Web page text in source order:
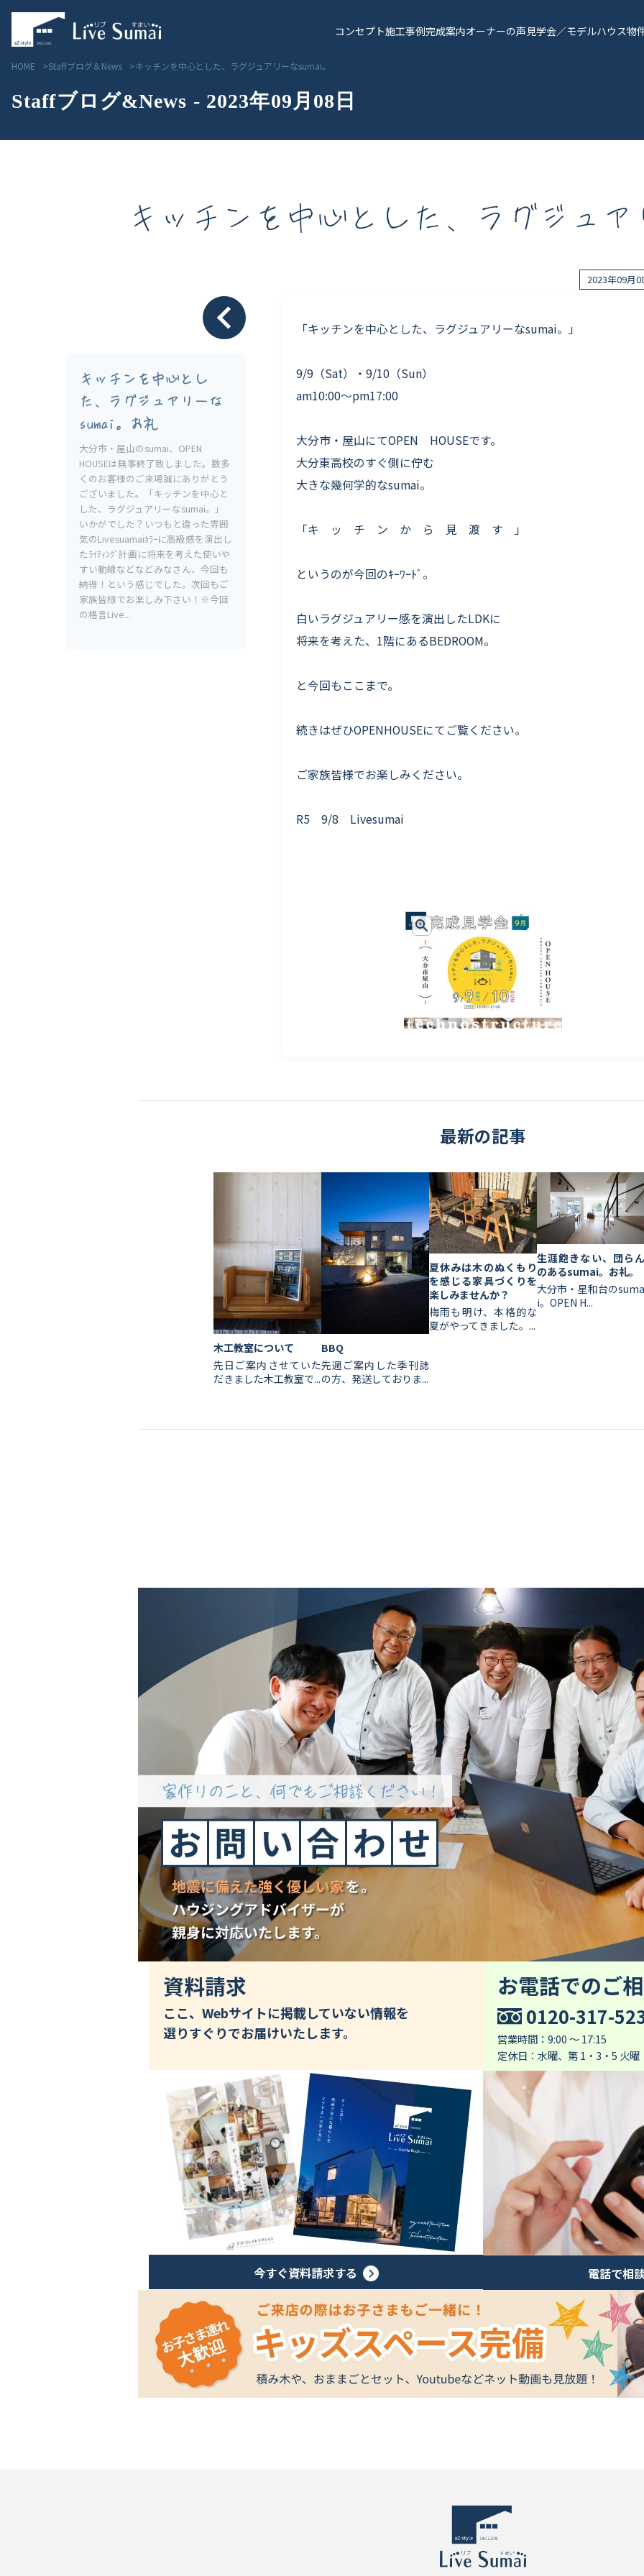
コンセプト施工事例完成案内オーナーの声見学会／モデルハウス物
よくいただくご質問
HOME Staffブログ＆News キッチンを中心とした、ラグジュアリーなsumai。
Staffブログ&News - 2023年09月08日
キッチンを中心とした、ラグジュア
2023年09月
「キッチンを中心とした、ラグジュアリーなsumai。」
9/9（Sat）・9/10（Sun）
am10:00〜pm17:00
大分市・屋山にてOPEN HOUSEです。
大分東高校のすぐ側に佇む
大きな幾何学的なsumai。
「キ ッ チ ン か ら 見 渡 す 」
というのが今回のｷｰﾜｰﾄﾞ。
白いラグジュアリー感を演出したLDKに
将来を考えた、1階にあるBEDROOM。
と今回もここまで。
続きはぜひOPENHOUSEにてご覧ください。
ご家族皆様でお楽しみください。
R5 9/8 Livesumai
キッチンを中心とし
た、ラグジュアリーな
sumai。お礼
大分市・屋山のsumai、OPEN
HOUSEは無事終了致しました。数多
くのお客様のご来場誠にありがとう
ございました。「キッチンを中心と
した、ラグジュアリーなsumai。」
いかがでした？いつもと違った雰囲
気のLivesuamaiｶﾗｰに高級感を演出し
たﾗｲﾃｨﾝｸﾞ計画に将来を考えた使いや
すい動線などなどみなさん、今回も
納得！という感じでした。次回もご
家族皆様でお楽しみ下さい！※今回
の格言Live...
最新の記事
木工教室について
先日ご案内させていた
だきました木工教室で...
BBQ
先週ご案内した季刊誌
の方、発送しておりま...
夏休みは木のぬくもり
を感じる家具づくりを
楽しみませんか？
梅雨も明け、本格的な
夏がやってきました。...
生涯飽きない、団らん
のあるsumai。お礼。
大分市・星和台のsuma
i。OPEN H...
資料請求
ここ、Webサイトに掲載していない情報を
選りすぐりでお届けいたします。
今すぐ資料請求する
お電話でのご
0120-317-
営業時間：9:00 ～ 17:15
定休日：水曜、第 1・3・5 火曜
電話で相